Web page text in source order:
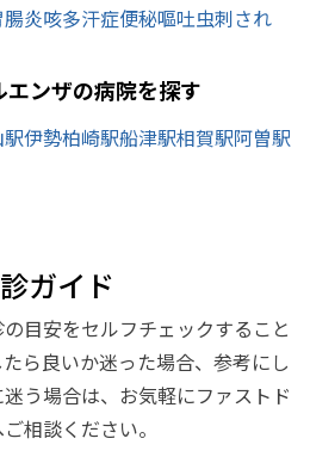
腸炎咳多汗症便秘嘔吐虫刺され
ンザの病院を探す
伊勢柏崎駅船津駅相賀駅阿曽駅
ガイド
目安をセルフチェックすること
ら良いか迷った場合、参考にし
う場合は、お気軽にファストド
相談ください。